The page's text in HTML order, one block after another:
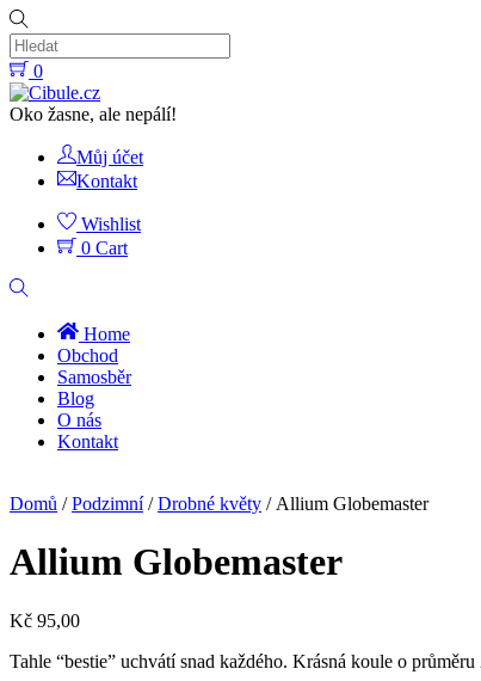
Skip
to
content
0
Menu
Oko žasne, ale nepálí!
Můj účet
Kontakt
Wishlist
0 Cart
Home
Obchod
Samosběr
Blog
O nás
Kontakt
Menu
Domů /Podzimní/Drobné květy / Allium Globemaster
Allium Globemaster
Kč 95,00
Tahle “bestie” uchvátí snad každého. Krásná koule o